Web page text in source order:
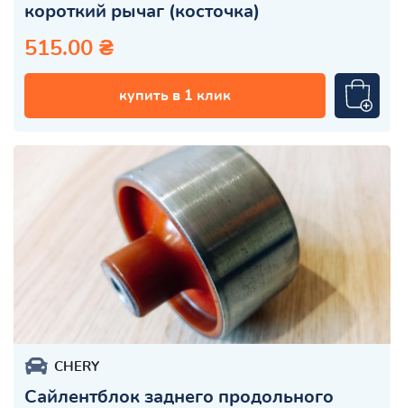
короткий рычаг (косточка)
515.00 ₴
купить в 1 клик
CHERY
Сайлентблок заднего продольного